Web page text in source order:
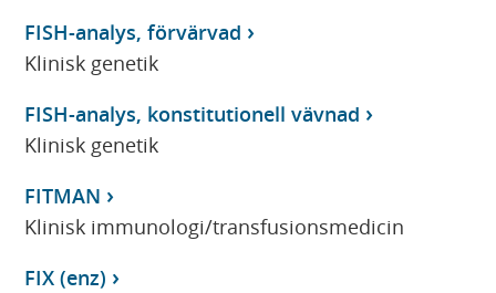
FISH-analys, förvärvad
Klinisk genetik
FISH-analys, konstitutionell vävnad
Klinisk genetik
FITMAN
Klinisk immunologi/transfusionsmedicin
FIX (enz)